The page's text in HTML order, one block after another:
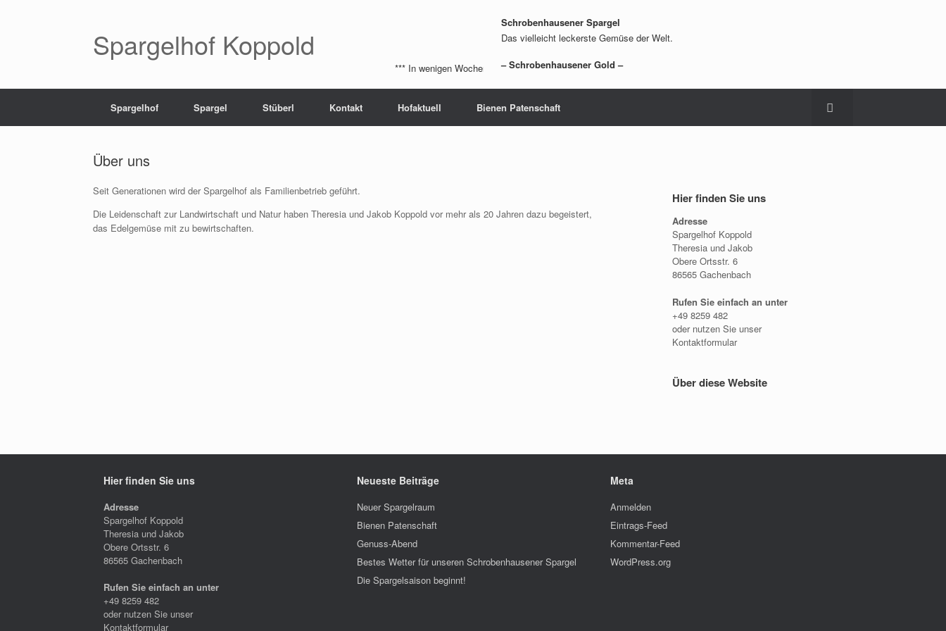
Spargelhof Koppold
*** In wenigen Wochen wird die Spargelsaison 2026 beginnen ***
Schrobenhausener Spargel
Das vielleicht leckerste Gemüse der Welt.
– Schrobenhausener Gold –
Spargelhof Spargel Stüberl Kontakt Hofaktuell Bienen Patenschaft
Über uns
Seit Generationen wird der Spargelhof als Familienbetrieb geführt.
Die Leidenschaft zur Landwirtschaft und Natur haben Theresia und Jakob Koppold vor mehr als 20 Jahren dazu begeistert,
das Edelgemüse mit zu bewirtschaften.
Hier finden Sie uns
Adresse
Spargelhof Koppold
Theresia und Jakob
Obere Ortsstr. 6
86565 Gachenbach
Rufen Sie einfach an unter
+49 8259 482
oder nutzen Sie unser
Kontaktformular
Über diese Website
Hier finden Sie uns
Adresse
Spargelhof Koppold
Theresia und Jakob
Obere Ortsstr. 6
86565 Gachenbach
Rufen Sie einfach an unter
+49 8259 482
oder nutzen Sie unser
Kontaktformular
Neueste Beiträge
Neuer Spargelraum
Bienen Patenschaft
Genuss-Abend
Bestes Wetter für unseren Schrobenhausener Spargel
Die Spargelsaison beginnt!
Meta
Anmelden
Eintrags-Feed
Kommentar-Feed
WordPress.org